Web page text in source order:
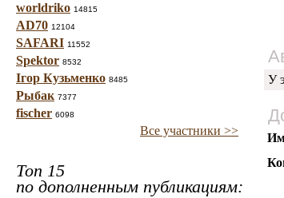
worldriko 14815
AD70 12104
SAFARI 11552
Spektor 8532
Ігор Кузьменко 8485
Рыбак 7377
fischer 6098
Все участники >>
Топ 15
по дополненным публикациям:
У